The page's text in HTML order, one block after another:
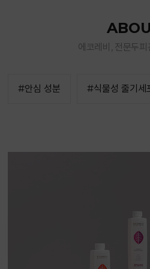
에코레비, 전문두
#안심 성분 #식물성 줄기세